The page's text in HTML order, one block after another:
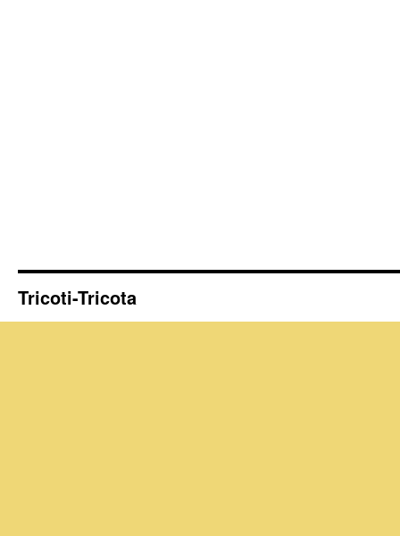
Tricoti-Tricota